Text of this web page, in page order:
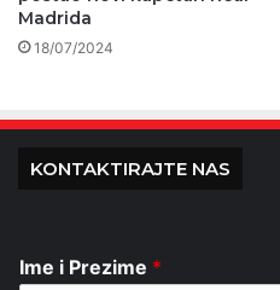
Madrida
18/07/2024
KONTAKTIRAJTE NAS
Ime i Prezime *